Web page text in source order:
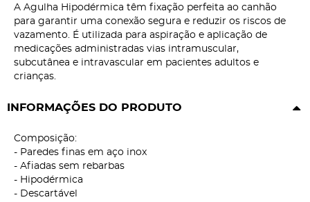
A Agulha Hipodérmica têm fixação perfeita ao canhão
para garantir uma conexão segura e reduzir os riscos de
vazamento. É utilizada para aspiração e aplicação de
medicações administradas vias intramuscular,
subcutânea e intravascular em pacientes adultos e
crianças.
INFORMAÇÕES DO PRODUTO
Composição:
- Paredes finas em aço inox
- Afiadas sem rebarbas
- Hipodérmica
- Descartável